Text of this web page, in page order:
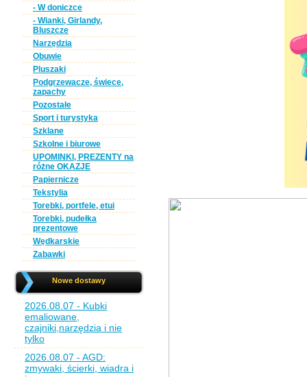
- W doniczce
- Wianki, Girlandy,
Bluszcze
Narzędzia
Obuwie
Pluszaki
Podgrzewacze, świece,
zapachy
Pozostałe
Sport i turystyka
Szklane
Szkolne i biurowe
UPOMINKI, PREZENTY na
różne OKAZJE
Papiernicze
Tekstylia
Torebki, portfele, etui
Torebki, pudełka
prezentowe
Wędkarskie
Zabawki
Nowe dostawy
2026.08.07 - Kubki
emaliowane,
czajniki,narzędzia i nie
tylko
2026.08.07 - AGD:
zmywaki, ścierki, wiadra i